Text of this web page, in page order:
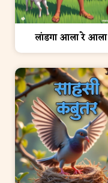
लांडगा आला रे आला